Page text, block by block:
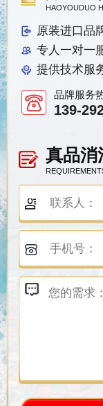
真品消
HAOYOUDUO
原装进口品
专人一对一
提供技术服
品牌服务
139-